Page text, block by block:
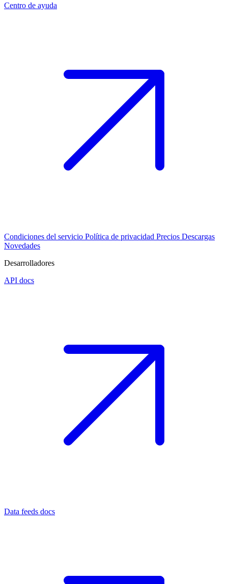
Centro de ayuda
Condiciones del servicio Política de privacidad Precios Descargas
Novedades
Desarrolladores
API docs
Data feeds docs